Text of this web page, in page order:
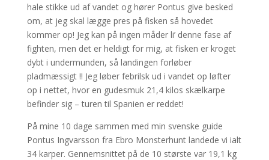
hale stikke ud af vandet og hører Pontus give besked
om, at jeg skal lægge pres på fisken så hovedet
kommer op! Jeg kan på ingen måder li’ denne fase af
fighten, men det er heldigt for mig, at fisken er kroget
dybt i undermunden, så landingen forløber
pladmæssigt !! Jeg løber febrilsk ud i vandet op løfter
op i nettet, hvor en gudesmuk 21,4 kilos skælkarpe
befinder sig – turen til Spanien er reddet!
På mine 10 dage sammen med min svenske guide
Pontus Ingvarsson fra Ebro Monsterhunt landede vi ialt
34 karper. Gennemsnittet på de 10 største var 19,1 kg